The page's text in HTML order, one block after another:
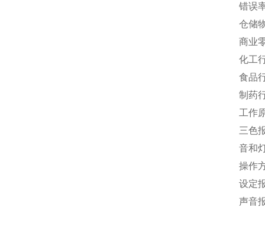
错误
仓储
商业
化工
食品
制药
工作
三色
音和
操作
设定
声音